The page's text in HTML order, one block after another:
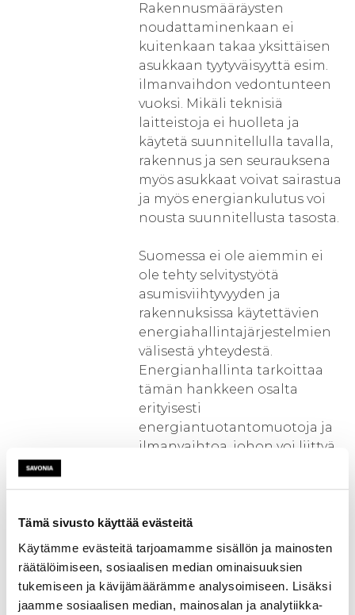
Tämä sivusto käyttää evästeitä
Käytämme evästeitä tarjoamamme sisällön ja mainosten
räätälöimiseen, sosiaalisen median ominaisuuksien
tukemiseen ja kävijämäärämme analysoimiseen. Lisäksi
jaamme sosiaalisen median, mainosalan ja analytiikka-
Rakennusmääräysten
noudattaminenkaan ei
kuitenkaan takaa yksittäisen
asukkaan tyytyväisyyttä esim.
ilmanvaihdon vedontunteen
vuoksi. Mikäli teknisiä
laitteistoja ei huolleta ja
käytetä suunnitellulla tavalla,
rakennus ja sen seurauksena
myös asukkaat voivat sairastua
ja myös energiankulutus voi
nousta suunnitellusta tasosta.
Suomessa ei ole aiemmin ei
ole tehty selvitystyötä
asumisviihtyvyyden ja
rakennuksissa käytettävien
energiahallintajärjestelmien
välisestä yhteydestä.
Energianhallinta tarkoittaa
tämän hankkeen osalta
erityisesti
energiantuotantomuotoja ja
ilmanvaihtoa, johon voi liittyä
ja uusien rakennusten välistä
vertailua ei ole tehty
rakennusten
energianhallinnan
käytettävyyden näkökulmasta.